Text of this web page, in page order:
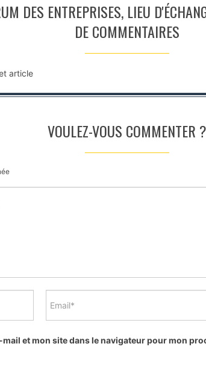
DES ENTREPRISES, LIEU
DE COMMENTAIRES
article
VOULEZ-VOUS COMMENTER ?
et mon site dans le navigateur pour mon